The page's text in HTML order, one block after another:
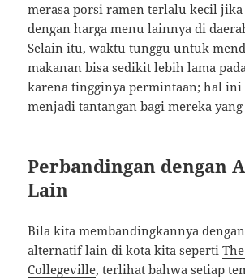
merasa porsi ramen terlalu kecil
dengan harga menu lainnya di
Selain itu, waktu tunggu untuk
makanan bisa sedikit lebih lama
karena tingginya permintaan; hal ini
menjadi tantangan bagi mereka
Perbandingan dengan
Lain
Bila kita membandingkannya
alternatif lain di kota kita seperti
Collegeville, terlihat bahwa setiap